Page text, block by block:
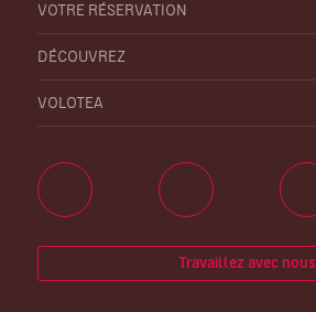
VOTRE RÉSERVATION
DÉCOUVREZ
VOLOTEA
Travaillez avec nous